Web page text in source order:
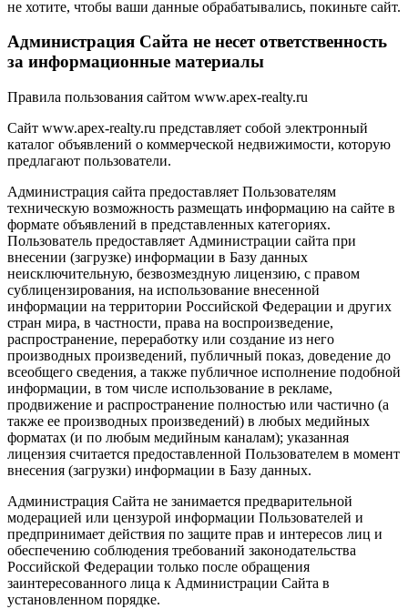
не хотите, чтобы ваши данные обрабатывались, покиньте сайт.
Администрация Сайта не несет ответственность
за информационные материалы
Правила пользования сайтом www.apex-realty.ru
Сайт www.apex-realty.ru представляет собой электронный
каталог объявлений о коммерческой недвижимости, которую
предлагают пользователи.
Администрация сайта предоставляет Пользователям
техническую возможность размещать информацию на сайте в
формате объявлений в представленных категориях.
Пользователь предоставляет Администрации сайта при
внесении (загрузке) информации в Базу данных
неисключительную, безвозмездную лицензию, с правом
сублицензирования, на использование внесенной
информации на территории Российской Федерации и других
стран мира, в частности, права на воспроизведение,
распространение, переработку или создание из него
производных произведений, публичный показ, доведение до
всеобщего сведения, а также публичное исполнение подобной
информации, в том числе использование в рекламе,
продвижение и распространение полностью или частично (а
также ее производных произведений) в любых медийных
форматах (и по любым медийным каналам); указанная
лицензия считается предоставленной Пользователем в момент
внесения (загрузки) информации в Базу данных.
Администрация Сайта не занимается предварительной
модерацией или цензурой информации Пользователей и
предпринимает действия по защите прав и интересов лиц и
обеспечению соблюдения требований законодательства
Российской Федерации только после обращения
заинтересованного лица к Администрации Сайта в
установленном порядке.